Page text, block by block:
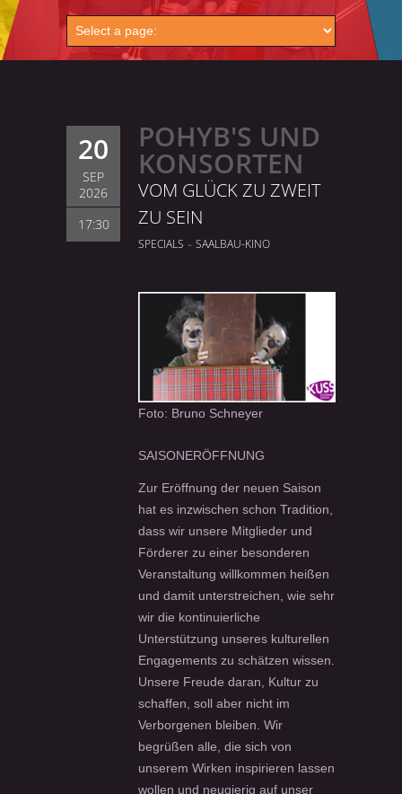
20
SEP
2026
17:30
POHYB'S UND
KONSORTEN
VOM GLÜCK ZU ZWEIT
ZU SEIN
SPECIALS - SAALBAU-KINO
Foto: Bruno Schneyer
SAISONERÖFFNUNG
Zur Eröffnung der neuen Saison
hat es inzwischen schon Tradition,
dass wir unsere Mitglieder und
Förderer zu einer besonderen
Veranstaltung willkommen heißen
und damit unterstreichen, wie sehr
wir die kontinuierliche
Unterstützung unseres kulturellen
Engagements zu schätzen wissen.
Unsere Freude daran, Kultur zu
schaffen, soll aber nicht im
Verborgenen bleiben. Wir
begrüßen alle, die sich von
unserem Wirken inspirieren lassen
wollen und neugierig auf unser